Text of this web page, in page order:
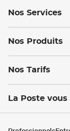
Nos Services
Nos Produits
Nos Tarifs
La Poste